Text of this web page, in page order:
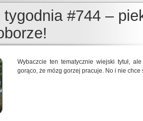
#744 –
Wybaczcie ten tematycznie wiejski tytuł,
gorąco, że mózg gorzej pracuje. No i nie chce